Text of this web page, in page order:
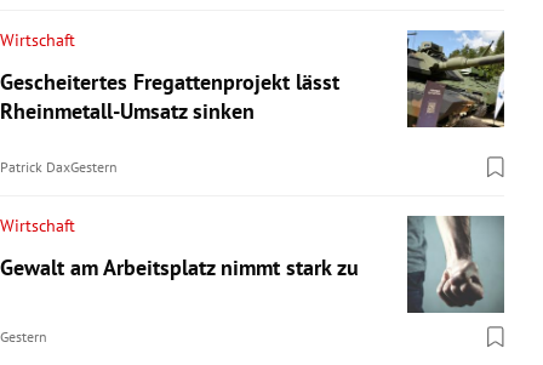
Wirtschaft
Gescheitertes Fregattenprojekt lässt
Rheinmetall-Umsatz sinken
Patrick DaxGestern
Wirtschaft
Gewalt am Arbeitsplatz nimmt stark zu
Gestern